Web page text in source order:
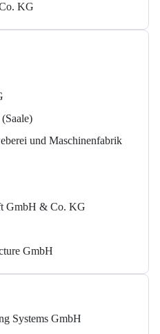
KG
und Maschinenfabrik
GmbH & Co. KG
GmbH
Systems GmbH